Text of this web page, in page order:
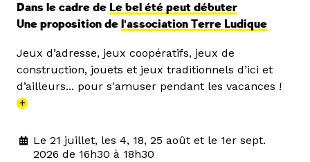
Dans le cadre de Le bel été peut débuter
Une proposition de l'association Terre Ludique
Jeux d’adresse, jeux coopératifs, jeux de
construction, jouets et jeux traditionnels d’ici et
d’ailleurs... pour s'amuser pendant les vacances !
+
Le 21 juillet, les 4, 18, 25 août et le 1er sept.
2026 de 16h30 à 18h30